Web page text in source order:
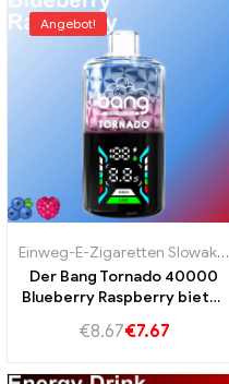
Angebot!
Einweg-E-Zigaretten Slowakei
Der Bang Tornado 40000
Blueberry Raspberry bietet
€8.67€7.67